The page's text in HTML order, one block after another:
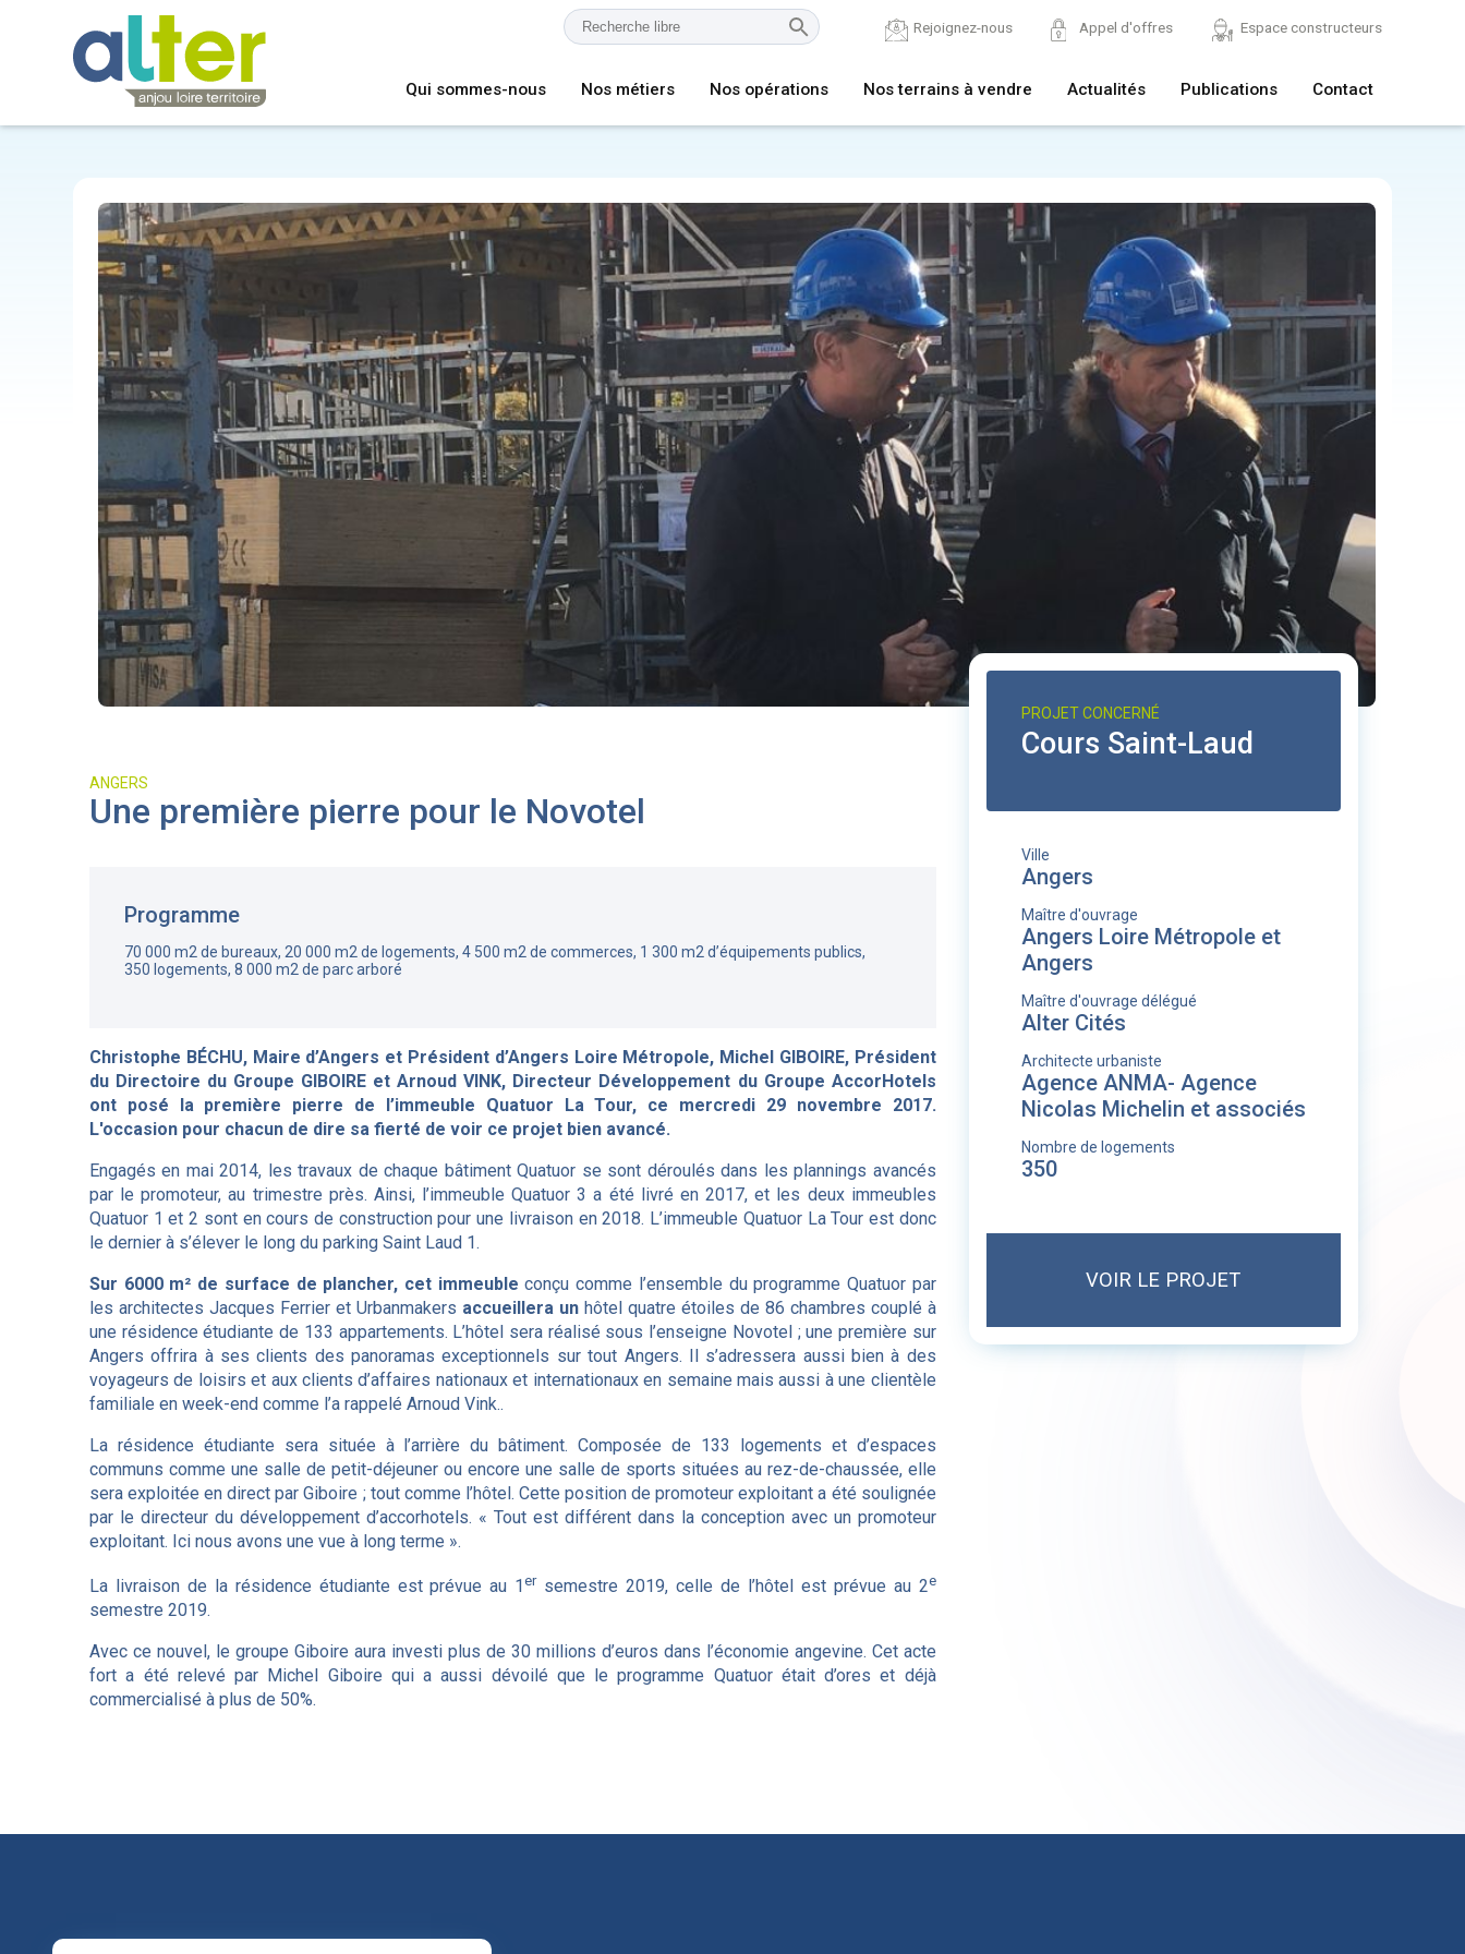
Rejoignez-nous Appel d'offres Espace constructeurs
Qui sommes-nous Nos métiers Nos opérations Nos terrains à vendre Actualités Publications Contact
ANGERS
Une première pierre pour le Novotel
Programme
70 000 m2 de bureaux, 20 000 m2 de logements, 4 500 m2 de commerces, 1 300 m2 d’équipements publics,
350 logements, 8 000 m2 de parc arboré
Christophe BÉCHU, Maire d’Angers et Président d’Angers Loire Métropole, Michel GIBOIRE, Président
du Directoire du Groupe GIBOIRE et Arnoud VINK, Directeur Développement du Groupe AccorHotels
ont posé la première pierre de l’immeuble Quatuor La Tour, ce mercredi 29 novembre 2017.
L'occasion pour chacun de dire sa fierté de voir ce projet bien avancé.
Engagés en mai 2014, les travaux de chaque bâtiment Quatuor se sont déroulés dans les plannings avancés
par le promoteur, au trimestre près. Ainsi, l’immeuble Quatuor 3 a été livré en 2017, et les deux immeubles
Quatuor 1 et 2 sont en cours de construction pour une livraison en 2018. L’immeuble Quatuor La Tour est donc
le dernier à s’élever le long du parking Saint Laud 1.
Sur 6000 m² de surface de plancher, cet immeubleconçu comme l’ensemble du programme Quatuor par
les architectes Jacques Ferrier et Urbanmakers accueillera un hôtel quatre étoiles de 86 chambres couplé à
une résidence étudiante de 133 appartements. L’hôtel sera réalisé sous l’enseigne Novotel ; une première sur
Angers offrira à ses clients des panoramas exceptionnels sur tout Angers. Il s’adressera aussi bien à des
voyageurs de loisirs et aux clients d’affaires nationaux et internationaux en semaine mais aussi à une clientèle
familiale en week-end comme l’a rappelé Arnoud Vink..
La résidence étudiante sera située à l’arrière du bâtiment. Composée de 133 logements et d’espaces
communs comme une salle de petit-déjeuner ou encore une salle de sports situées au rez-de-chaussée, elle
sera exploitée en direct par Giboire ; tout comme l’hôtel. Cette position de promoteur exploitant a été soulignée
par le directeur du développement d’accorhotels. « Tout est différent dans la conception avec un promoteur
exploitant. Ici nous avons une vue à long terme ».
La livraison de la résidence étudiante est prévue au 1er semestre 2019, celle de l’hôtel est prévue au 2e
semestre 2019.
Avec ce nouvel, le groupe Giboire aura investi plus de 30 millions d’euros dans l’économie angevine. Cet acte
fort a été relevé par Michel Giboire qui a aussi dévoilé que le programme Quatuor était d’ores et déjà
commercialisé à plus de 50%.
PROJET CONCERNÉ
Cours Saint-Laud
Ville
Angers
Maître d'ouvrage
Angers Loire Métropole et
Angers
Maître d'ouvrage délégué
Alter Cités
Architecte urbaniste
Agence ANMA- Agence
Nicolas Michelin et associés
Nombre de logements
350
VOIR LE PROJET